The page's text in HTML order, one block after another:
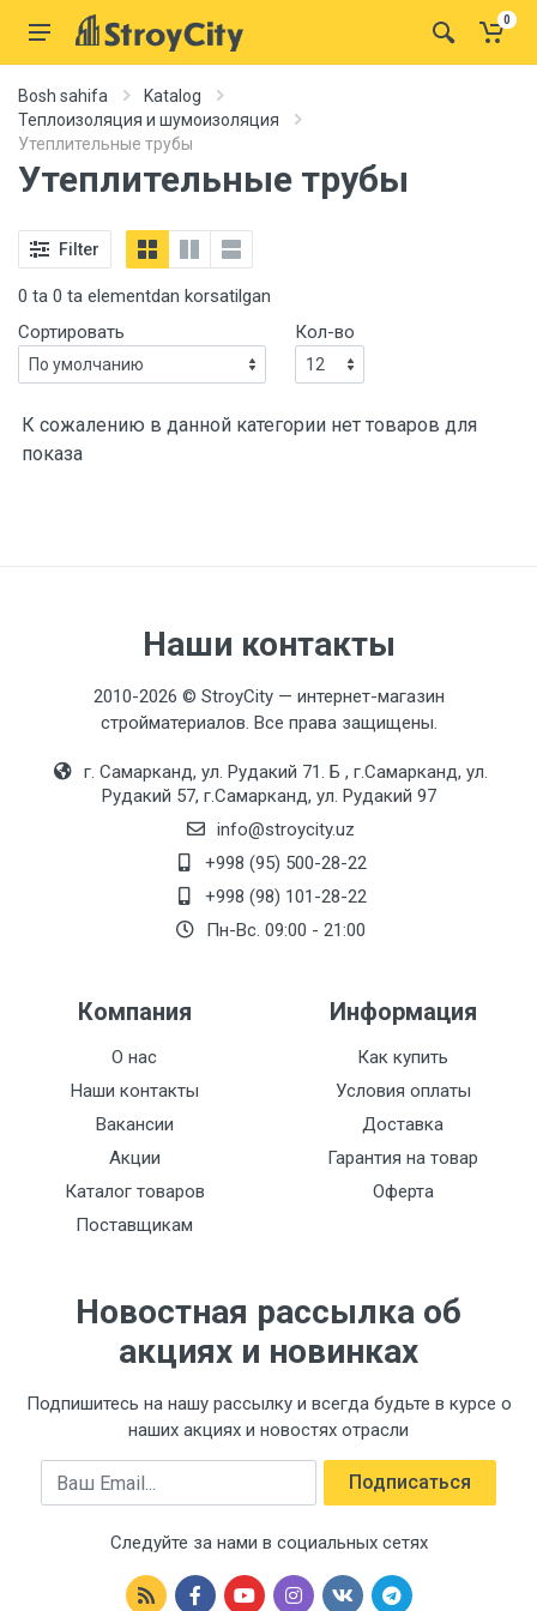
0
Bosh sahifa
Katalog
Теплоизоляция и шумоизоляция
Утеплительные трубы
Утеплительные трубы
Filter
0 ta 0 ta elementdan korsatilgan
Сортировать
Кол-во
К сожалению в данной категории нет товаров для
показа
Наши контакты
2010-2026 © StroyCity — интернет-магазин
стройматериалов. Все права защищены.
г. Самарканд, ул. Рудакий 71. Б , г.Самарканд, ул.
Рудакий 57, г.Самарканд, ул. Рудакий 97
info@stroycity.uz
+998 (95) 500-28-22
+998 (98) 101-28-22
Пн-Вс. 09:00 - 21:00
Компания
О нас
Наши контакты
Вакансии
Акции
Каталог товаров
Поставщикам
Информация
Как купить
Условия оплаты
Доставка
Гарантия на товар
Оферта
Новостная рассылка об
акциях и новинках
Подпишитесь на нашу рассылку и всегда будьте в курсе о
наших акциях и новостях отрасли
Email Подписаться
Следуйте за нами в социальных сетях